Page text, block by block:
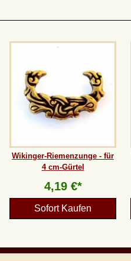
Wikinger-Riemenzunge - für
4 cm-Gürtel
4,19 €*
Sofort Kaufen